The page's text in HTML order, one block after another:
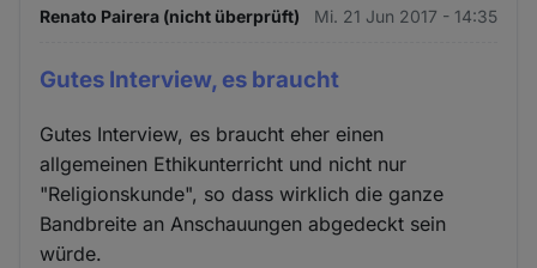
Renato Pairera (nicht überprüft) Mi. 21 Jun 2017 - 14:35
Gutes Interview, es braucht
Gutes Interview, es braucht eher einen
allgemeinen Ethikunterricht und nicht nur
"Religionskunde", so dass wirklich die ganze
Bandbreite an Anschauungen abgedeckt sein
würde.